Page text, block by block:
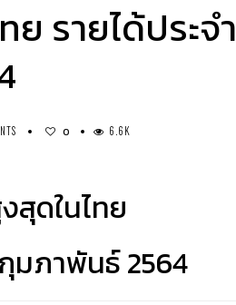
รายได้ประจำ
0 6.6K
สุดในไทย
มภาพันธ์ 2564